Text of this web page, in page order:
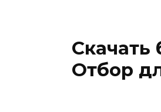
Скачать
Отбор